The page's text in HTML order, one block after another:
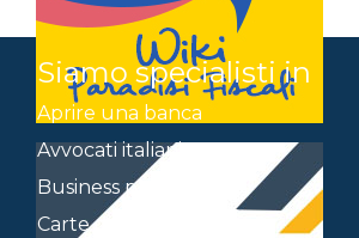
Siamo specialisti in
Aprire una banca
Avvocati italiani a Panama
Business plan
Carte di credito Offshore